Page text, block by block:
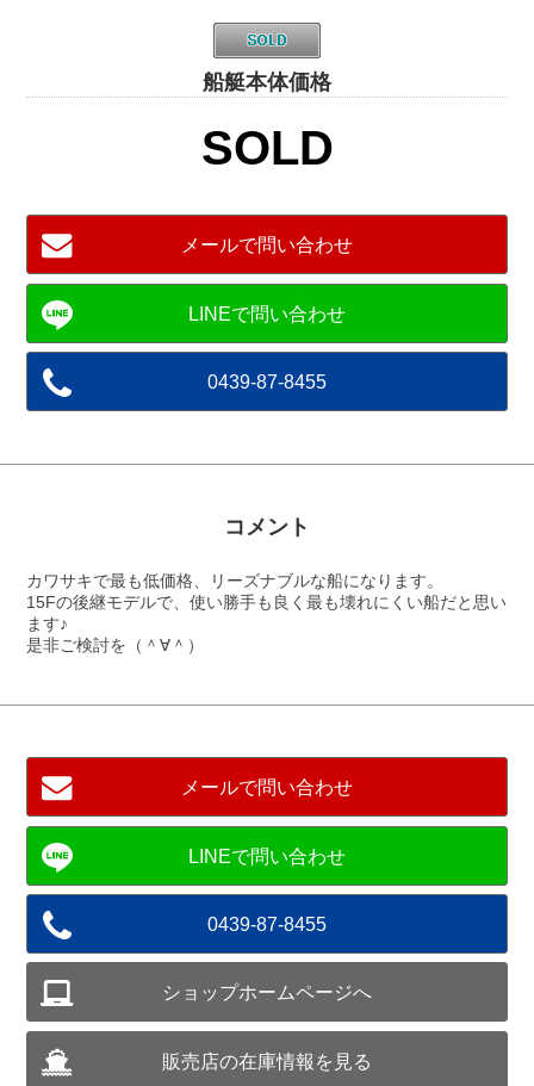
船艇本体価格
SOLD
メールで問い合わせ
0439-87-8455
コメント
カワサキで最も低価格、リーズナブルな船になります。
15Fの後継モデルで、使い勝手も良く最も壊れにくい船だと思い
ます♪
是非ご検討を（＾∀＾）
メールで問い合わせ
0439-87-8455
ショップホームページへ
販売店の在庫情報を見る